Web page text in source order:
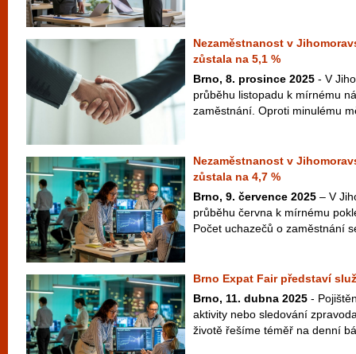
Nezaměstnanost v
zůstala na 5,1 %
Brno, 8. prosince 2025 - V
průběhu listopadu k mírnému
zaměstnání. Oproti minulému
Nezaměstnanost v
zůstala na 4,7 %
Brno, 9. července 2025 – V
průběhu června k mírnému
Počet uchazečů o zaměstnání
Brno Expat Fair představí
Brno, 11. dubna 2025 -
aktivity nebo sledování
životě řešíme téměř na denní